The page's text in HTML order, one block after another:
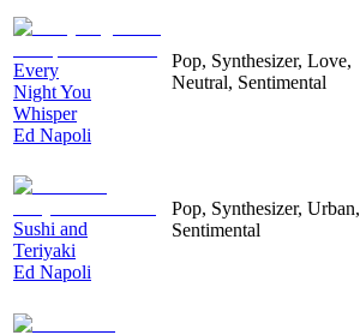
Every
Night You
Whisper
Ed Napoli
Pop, Synthesizer, Love,
Neutral, Sentimental
Sushi and
Teriyaki
Ed Napoli
Pop, Synthesizer, Urban,
Sentimental